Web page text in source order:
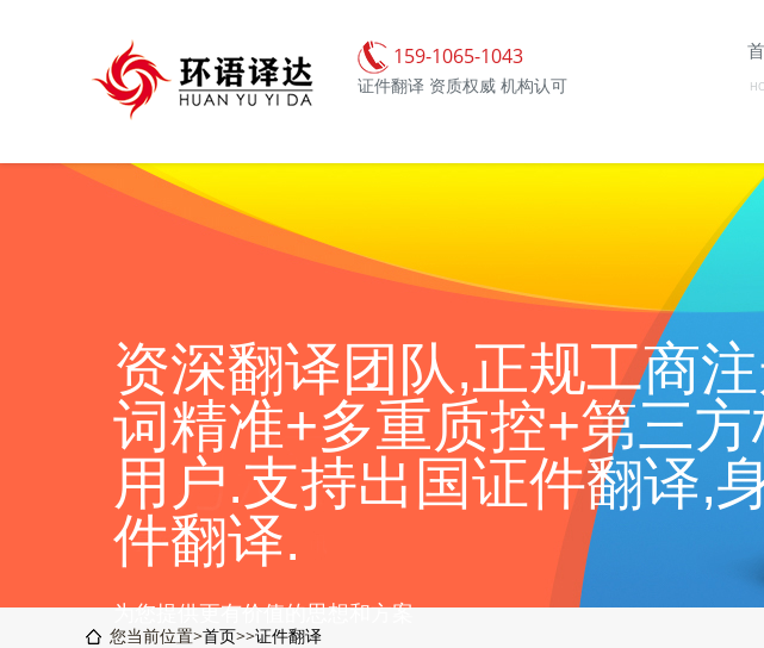
159-1065-1043
证件翻译 资质权威 机构认可
资深翻译团队,正规工商
词精准+多重质控+第三
用户.支持出国证件翻译,
件翻译.
为您提供更有价值的思想和方案
您当前位置>首页>>证件翻译